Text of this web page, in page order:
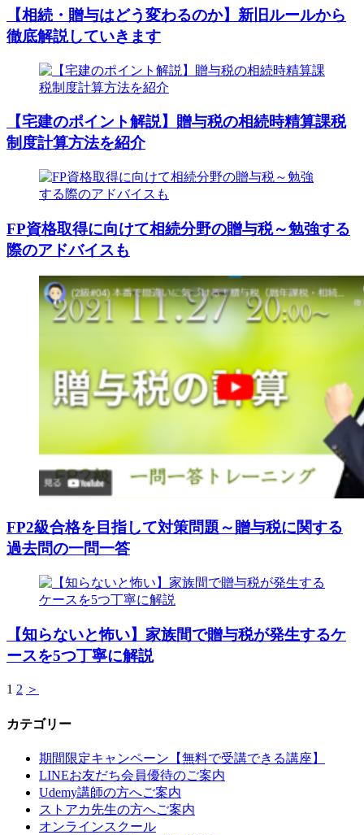
【相続・贈与はどう変わるのか】新旧ルールから
徹底解説していきます
【宅建のポイント解説】贈与税の相続時精算課税
制度計算方法を紹介
FP資格取得に向けて相続分野の贈与税～勉強する
際のアドバイスも
FP2級合格を目指して対策問題～贈与税に関する
過去問の一問一答
【知らないと怖い】家族間で贈与税が発生するケ
ースを5つ丁寧に解説
1 2 ＞
カテゴリー
期間限定キャンペーン【無料で受講できる講座】
LINEお友だち会員優待のご案内
Udemy講師の方へご案内
ストアカ先生の方へご案内
オンラインスクール